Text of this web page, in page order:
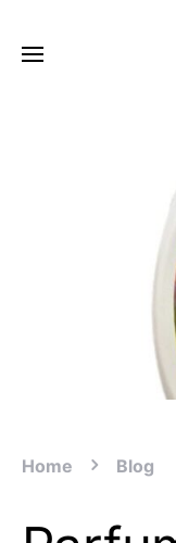
Home Blog